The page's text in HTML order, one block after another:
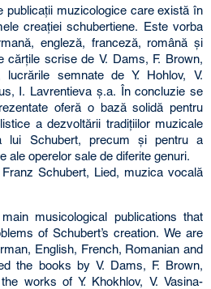
publicaţii muzicologice care există în
creaţiei schubertiene. Este vorba
engleză, franceză, română şi
cărţile scrise de V. Dams, F. Brown,
semnate de Y. Hohlov, V.
I. Lavrentieva ş.a. În concluzie se
oferă o bază solidă pentru
a dezvoltării tradiţiilor muzicale
lui Schubert, precum şi pentru a
ale operelor sale de diferite genuri.
Schubert, Lied, muzica vocală
musicological publications that
of Schubert’s creation. We are
English, French, Romanian and
the books by V. Dams, F. Brown,
works of Y. Khokhlov, V. Vasina-